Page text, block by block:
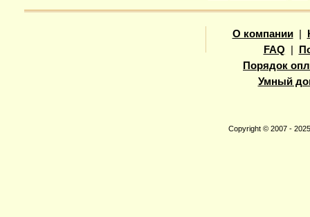
О компании|
FAQ
Порядок
Умный
Copyright © 2007 -